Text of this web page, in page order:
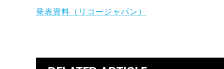
発表資料（リコージャパン）